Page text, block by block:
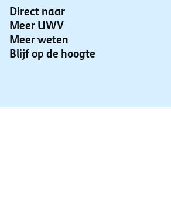
Direct naar
Meer UWV
Meer weten
Blijf op de hoogte